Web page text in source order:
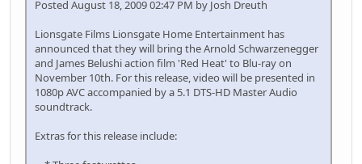
Posted August 18, 2009 02:47 PM by Josh Dreuth
Lionsgate Films Lionsgate Home Entertainment has
announced that they will bring the Arnold Schwarzenegger
and James Belushi action film 'Red Heat' to Blu-ray on
November 10th. For this release, video will be presented in
1080p AVC accompanied by a 5.1 DTS-HD Master Audio
soundtrack.
Extras for this release include: